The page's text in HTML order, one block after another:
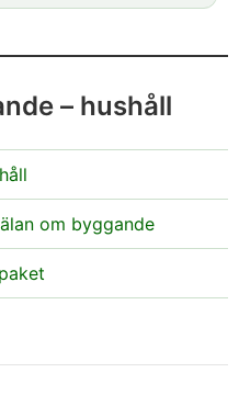
– hushåll
om byggande